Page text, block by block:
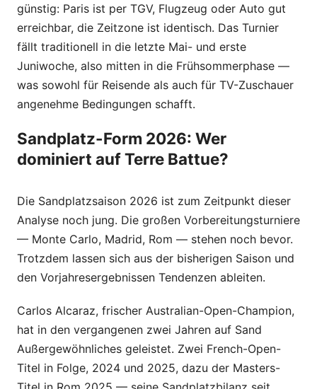
günstig: Paris ist per TGV, Flugzeug oder Auto gut
erreichbar, die Zeitzone ist identisch. Das Turnier
fällt traditionell in die letzte Mai- und erste
Juniwoche, also mitten in die Frühsommerphase —
was sowohl für Reisende als auch für TV-Zuschauer
angenehme Bedingungen schafft.
Sandplatz-Form 2026: Wer
dominiert auf Terre Battue?
Die Sandplatzsaison 2026 ist zum Zeitpunkt dieser
Analyse noch jung. Die großen Vorbereitungsturniere
— Monte Carlo, Madrid, Rom — stehen noch bevor.
Trotzdem lassen sich aus der bisherigen Saison und
den Vorjahresergebnissen Tendenzen ableiten.
Carlos Alcaraz, frischer Australian-Open-Champion,
hat in den vergangenen zwei Jahren auf Sand
Außergewöhnliches geleistet. Zwei French-Open-
Titel in Folge, 2024 und 2025, dazu der Masters-